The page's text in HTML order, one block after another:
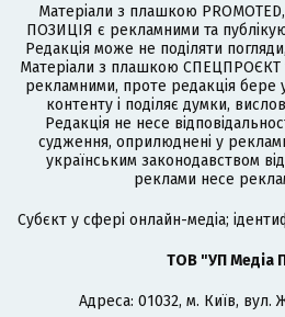
Матеріали з плашкою
ПОЗИЦІЯ є рекламними та
Редакція може не поділяти
Матеріали з плашкою
рекламними, проте редакція бере
контенту і поділяє думки,
Редакція не несе
судження, оприлюднені у
українським законодавством
реклами несе
Cубєкт у сфері онлайн-медіа;
ТОВ "УП Медіа
Адреса: 01032, м. Київ, вул.